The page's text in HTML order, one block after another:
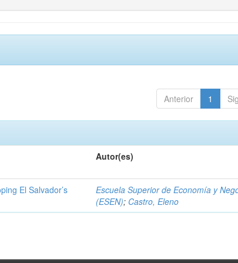
Anterior 1
Autor(es)
El Salvador’s
Escuela Superior de Economía y
(ESEN); Castro, Eleno